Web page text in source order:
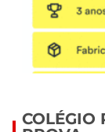
COLÉGIO